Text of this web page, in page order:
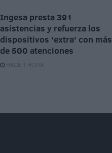
Ingesa presta 391
asistencias y refuerza los
dispositivos 'extra' con más
de 500 atenciones
HACE 1 HORA